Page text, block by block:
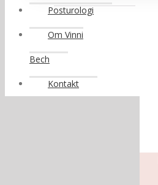
Posturologi
Om Vinni
Bech
Kontakt